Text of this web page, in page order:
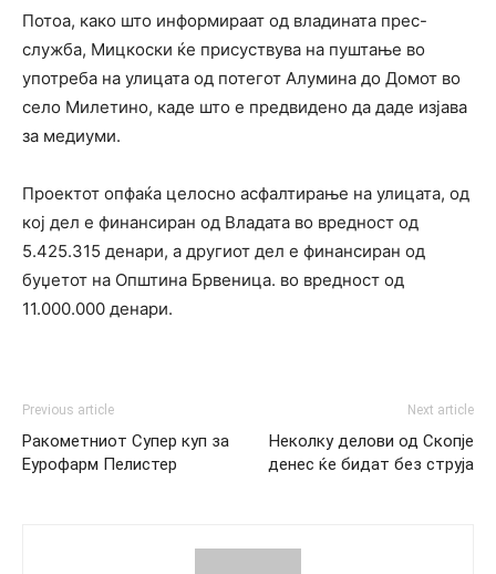
Потоа, како што информираат од владината прес-
служба, Мицкоски ќе присуствува на пуштање во
употреба на улицата од потегот Алумина до Домот во
село Милетино, каде што е предвидено да даде изјава
за медиуми.
Проектот опфаќа целосно асфалтирање на улицата, од
кој дел е финансиран од Владата во вредност од
5.425.315 денари, а другиот дел е финансиран од
буџетот на Општина Брвеница. во вредност од
11.000.000 денари.
Previous article
Ракометниот Супер куп за
Еурофарм Пелистер
Next article
Неколку делови од Скопје
денес ќе бидат без струја